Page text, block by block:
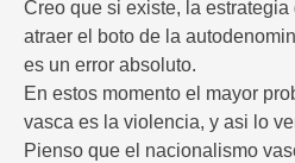
Creo que si existe, la
atraer el boto de la
es un error absoluto.
En estos momento el mayor
vasca es la violencia, y asi lo
Pienso que el nacionalismo